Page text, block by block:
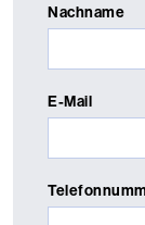
Nachname
E-Mail